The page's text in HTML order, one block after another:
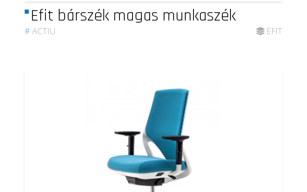
Efit bárszék magas munkaszék
#ACTIU EFIT